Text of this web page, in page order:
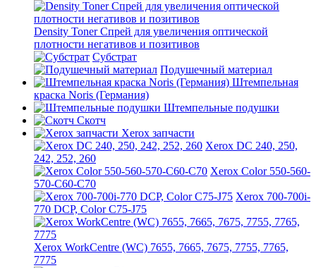
Density Toner Спрей для увеличения оптической
плотности негативов и позитивов
Субстрат
Подушечный материал
Штемпельная
краска Noris (Германия)
Штемпельные подушки
Скотч
Xerox запчасти
Xerox DC 240, 250,
242, 252, 260
Xerox Color 550-560-
570-C60-C70
Xerox 700-700i-
770 DCP, Color C75-J75
Xerox WorkCentre (WC) 7655, 7665, 7675, 7755, 7765,
7775